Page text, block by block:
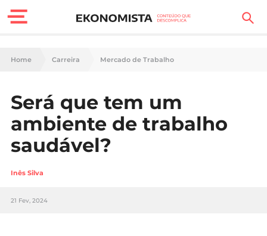
Finanças Pessoais
Carreira
Casa
Lifestyle
Sociedade
Home Carreira Mercado de Trabalho
Será que tem um
ambiente de trabalho
saudável?
Inês Silva
21 Fev, 2024